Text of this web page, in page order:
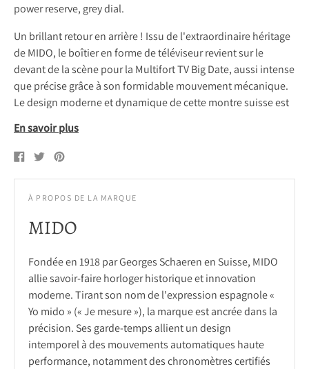
power reserve, grey dial.
Un brillant retour en arrière ! Issu de l'extraordinaire héritage
de MIDO, le boîtier en forme de téléviseur revient sur le
devant de la scène pour la Multifort TV Big Date, aussi intense
que précise grâce à son formidable mouvement mécanique.
Le design moderne et dynamique de cette montre suisse est
distinctive : la BIG DATE à 12 heures. Son formidable
mouvement automatique de dernière génération, le Calibre
magnétiques.
REF#M049.526.17.081.00 - orange rubber strap
En savoir plus
Partager
sur
Facebook
Tweeter
sur
Twitter
Epingle
l'intérêt
À PROPOS DE LA MARQUE
MIDO
Fondée en 1918 par Georges Schaeren en Suisse, MIDO
allie savoir-faire horloger historique et innovation
moderne. Tirant son nom de l'expression espagnole «
Yo mido » (« Je mesure »), la marque est ancrée dans la
précision. Ses garde-temps allient un design
intemporel à des mouvements automatiques haute
performance, notamment des chronomètres certifiés